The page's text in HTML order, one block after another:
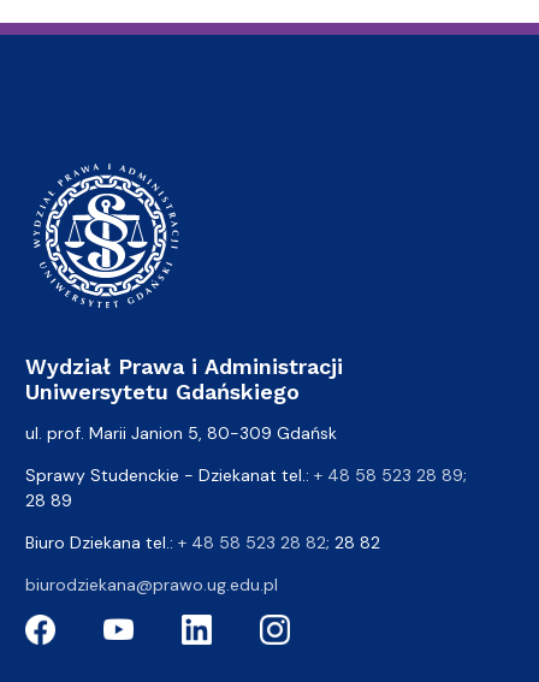
Wydział Prawa i Administracji
Uniwersytetu Gdańskiego
ul. prof. Marii Janion 5, 80-309 Gdańsk
Sprawy Studenckie - Dziekanat tel.: + 48 58 523 28 89;
28 89
Biuro Dziekana tel.: + 48 58 523 28 82; 28 82
biurodziekana@prawo.ug.edu.pl